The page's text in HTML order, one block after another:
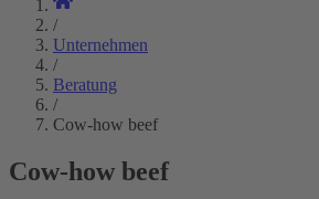
/
Unternehmen
/
Beratung
/
Cow-how beef
Cow-how beef